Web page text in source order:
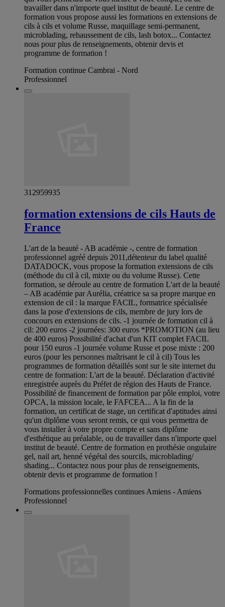
travailler dans n'importe quel institut de beauté. Le centre de
formation vous propose aussi les formations en extensions de
cils à cils et volume Russe, maquillage semi-permanent,
microblading, rehaussement de cils, lash botox... Contactez
nous pour plus de renseignements, obtenir devis et
programme de formation !
Formation continue Cambrai - Nord
Professionnel
312959935
formation extensions de cils Hauts de
France
L'art de la beauté - AB académie -, centre de formation
professionnel agréé depuis 2011,détenteur du label qualité
DATADOCK, vous propose la formation extensions de cils
(méthode du cil à cil, mixte ou du volume Russe). Cette
formation, se déroule au centre de formation L'art de la beauté
– AB académie par Aurélia, créatrice sa sa propre marque en
extension de cil : la marque FACIL, formatrice spécialisée
dans la pose d'extensions de cils, membre de jury lors de
concours en extensions de cils. -1 journée de formation cil à
cil: 200 euros -2 journées: 300 euros *PROMOTION (au lieu
de 400 euros) Possibilité d'achat d'un KIT complet FACIL
pour 150 euros -1 journée volume Russe et pose mixte : 200
euros (pour les personnes maîtrisant le cil à cil) Tous les
programmes de formation détaillés sont sur le site internet du
centre de formation: L'art de la beauté. Déclaration d'activité
enregistrée auprès du Préfet de région des Hauts de France.
Possibilité de financement de formation par pôle emploi, votre
OPCA, la mission locale, le FAFCEA... A la fin de la
formation, un certificat de stage, un certificat d'aptitudes ainsi
qu'un diplôme vous seront remis, ce qui vous permettra de
vous installer à votre propre compte et sans diplôme
d'esthétique au préalable, ou de travailler dans n'importe quel
institut de beauté. Centre de formation en prothésie ongulaire
gel, nail art, henné végétal des sourcils, microblading/
shading... Contactez nous pour plus de renseignements,
obtenir devis et programme de formation !
Formations professionnelles continues Amiens - Amiens
Professionnel